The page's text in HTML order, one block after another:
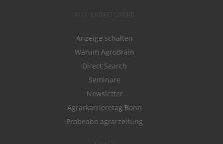
Anzeige schalten
Warum AgroBrain
Direct Search
Seminare
Newsletter
Agrarkarrieretag Bonn
Probeabo agrarzeitung